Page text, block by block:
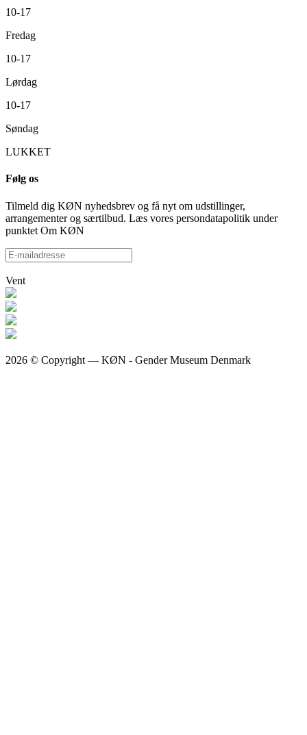
10-17
Fredag
10-17
Lørdag
10-17
Søndag
LUKKET
Følg os
Tilmeld dig KØN nyhedsbrev og få nyt om udstillinger,
arrangementer og særtilbud. Læs vores persondatapolitik under
punktet Om KØN
Vent
2026 © Copyright — KØN - Gender Museum Denmark